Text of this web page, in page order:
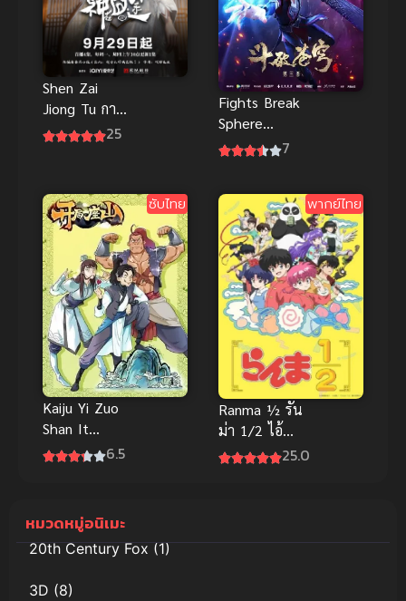
Shen Zai
Jiong Tu การ
เดินทางของ25
Fights Break
Sphere
Season 3 7
ซับไทย
Kaiju Yi Zuo
Shan It
Starts With6.5
พากย์ไทย
Ranma ½ รัน
ม่า 1/2 ไอ้
หนุ่มกังฟู 25.0
หมวดหมู่อนิเมะ
20th Century Fox(1)
3D (8)